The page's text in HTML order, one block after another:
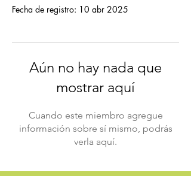
Fecha de registro: 10 abr 2025
Aún no hay nada que
mostrar aquí
Cuando este miembro agregue
información sobre sí mismo, podrás
verla aquí.